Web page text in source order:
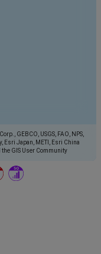
GEBCO, USGS, FAO, NPS,
Esri Japan, METI, Esri China
GIS User Community